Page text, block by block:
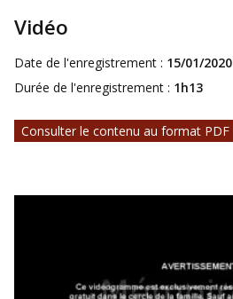
Vidéo
Date de l'enregistrement : 15/01/2020
Durée de l'enregistrement : 1h13
Consulter le contenu au format PDF